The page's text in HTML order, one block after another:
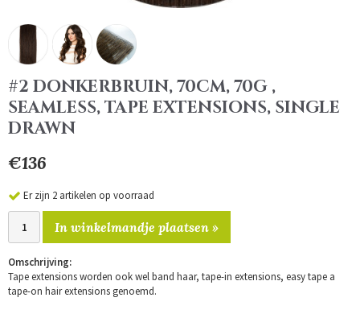
#2 DONKERBRUIN, 70CM, 70G ,
SEAMLESS, TAPE EXTENSIONS, SINGLE
DRAWN
€136
Er zijn 2 artikelen op voorraad
In winkelmandje plaatsen »
Omschrijving:
Tape extensions worden ook wel band haar, tape-in extensions, easy tape a
tape-on hair extensions genoemd.